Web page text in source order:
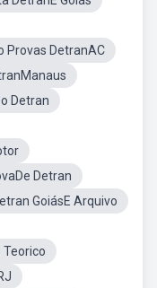
Provas DetranAC
Detran
Detran
GoiásE Arquivo
Teorico